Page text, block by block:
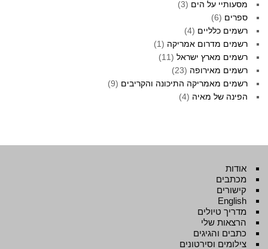
מסעותיי על הים (3)
ספרים (6)
רשמים כלליים (4)
רשמים מדרום אמריקה (1)
רשמים מארץ ישראל (11)
רשמים מאירופה (23)
רשמים מאמריקה התיכונה והקריבים (9)
הפינה של מאיה (4)
אודות
מכתבים
קישורים
English
מדריך טיולים
הרצאות שלי
כתבים והגיגים
צילומים וסירטונים